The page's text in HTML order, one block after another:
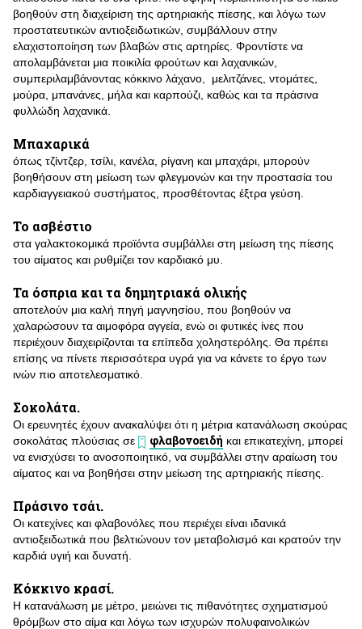
βοηθούν στη διαχείριση της αρτηριακής πίεσης, και λόγω των
προστατευτικών αντιοξειδωτικών, συμβάλλουν στην
ελαχιστοποίηση των βλαβών στις αρτηρίες. Φροντίστε να
απολαμβάνεται μια ποικιλία φρούτων και λαχανικών,
συμπεριλαμβάνοντας κόκκινο λάχανο, μελιτζάνες, ντομάτες,
μούρα, μπανάνες, μήλα και καρπούζι, καθώς και τα πράσινα
φυλλώδη λαχανικά.
Μπαχαρικά
όπως τζίντζερ, τσίλι, κανέλα, ρίγανη και μπαχάρι, μπορούν
βοηθήσουν στη μείωση των φλεγμονών και την προστασία του
καρδιαγγειακού συστήματος, προσθέτοντας έξτρα γεύση.
Το ασβέστιο
στα γαλακτοκομικά προϊόντα συμβάλλει στη μείωση της πίεσης
του αίματος και ρυθμίζει τον καρδιακό μυ.
Τα όσπρια και τα δημητριακά ολικής
αποτελούν μια καλή πηγή μαγνησίου, που βοηθούν να
χαλαρώσουν τα αιμοφόρα αγγεία, ενώ οι φυτικές ίνες που
περιέχουν διαχειρίζονται τα επίπεδα χοληστερόλης. Θα πρέπει
επίσης να πίνετε περισσότερα υγρά για να κάνετε το έργο των
ινών πιο αποτελεσματικό.
Σοκολάτα.
Οι ερευνητές έχουν ανακαλύψει ότι η μέτρια κατανάλωση σκούρας
σοκολάτας πλούσιας σε
φλαβονοειδή και επικατεχίνη, μπορεί
να ενισχύσει το ανοσοποιητικό, να συμβάλλει στην αραίωση του
αίματος και να βοηθήσει στην μείωση της αρτηριακής πίεσης.
Πράσινο τσάι.
Οι κατεχίνες και φλαβονόλες που περιέχει είναι ιδανικά
αντιοξειδωτικά που βελτιώνουν τον μεταβολισμό και κρατούν την
καρδιά υγιή και δυνατή.
Κόκκινο κρασί.
Η κατανάλωση με μέτρο, μειώνει τις πιθανότητες σχηματισμού
θρόμβων στο αίμα και λόγω των ισχυρών πολυφαινολικών